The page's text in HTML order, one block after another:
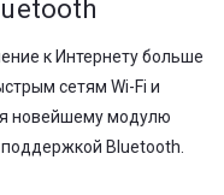
к Интернету больше
сетям Wi-Fi и
новейшему модулю
Bluetooth.